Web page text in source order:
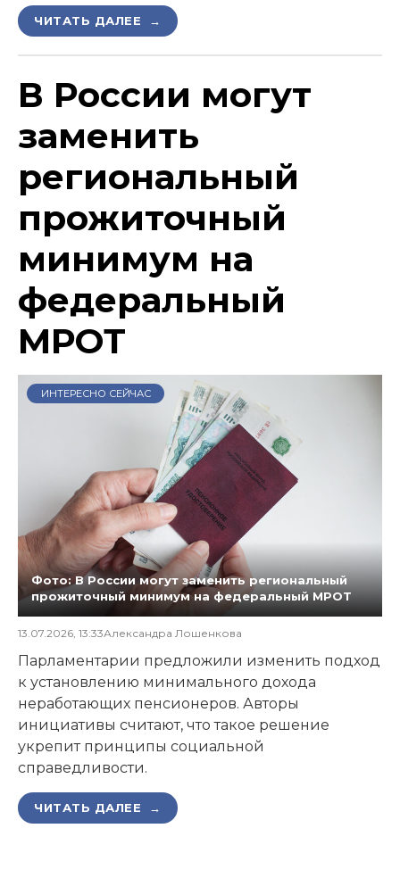
ЧИТАТЬ ДАЛЕЕ →
В России могут
заменить
региональный
прожиточный
минимум на
федеральный
МРОТ
ИНТЕРЕСНО СЕЙЧАС
Фото: В России могут заменить региональный
прожиточный минимум на федеральный МРОТ
13.07.2026, 13:33Александра Лошенкова
Парламентарии предложили изменить подход
к установлению минимального дохода
неработающих пенсионеров. Авторы
инициативы считают, что такое решение
укрепит принципы социальной
справедливости.
ЧИТАТЬ ДАЛЕЕ →